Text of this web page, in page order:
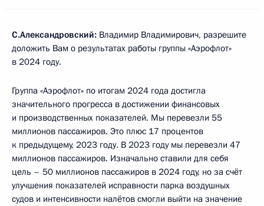
С.Александровский: Владимир Владимирович, разрешите
доложить Вам о результатах работы группы «Аэрофлот»
в 2024 году.
Группа «Аэрофлот» по итогам 2024 года достигла
значительного прогресса в достижении финансовых
и производственных показателей. Мы перевезли 55
миллионов пассажиров. Это плюс 17 процентов
к предыдущему, 2023 году. В 2023 году мы перевезли 47
миллионов пассажиров. Изначально ставили для себя
цель – 50 миллионов пассажиров в 2024 году, но за счёт
улучшения показателей исправности парка воздушных
судов и интенсивности налётов смогли выйти на значение